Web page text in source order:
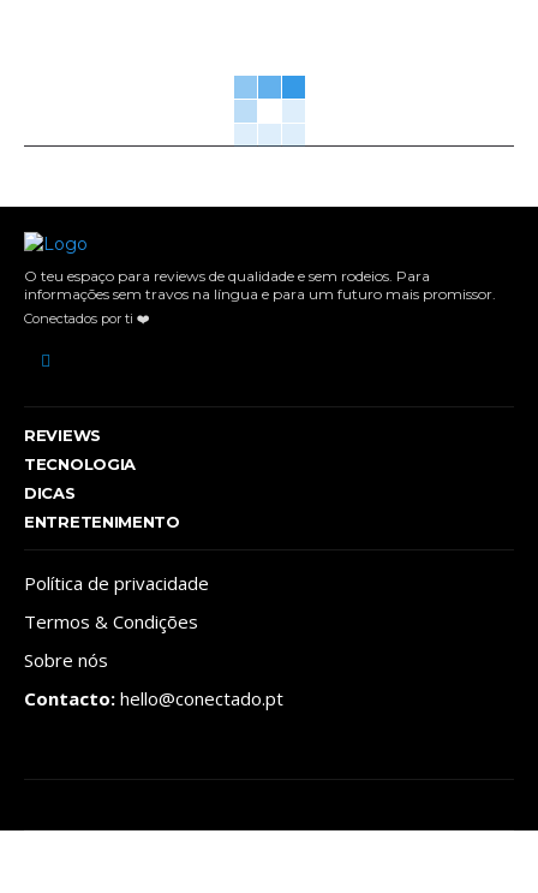
O teu espaço para reviews de qualidade e sem rodeios. Para
informações sem travos na língua e para um futuro mais promissor.
Conectados por ti ❤️
REVIEWS
TECNOLOGIA
DICAS
ENTRETENIMENTO
Política de privacidade
Termos & Condições
Sobre nós
Contacto: hello@conectado.pt